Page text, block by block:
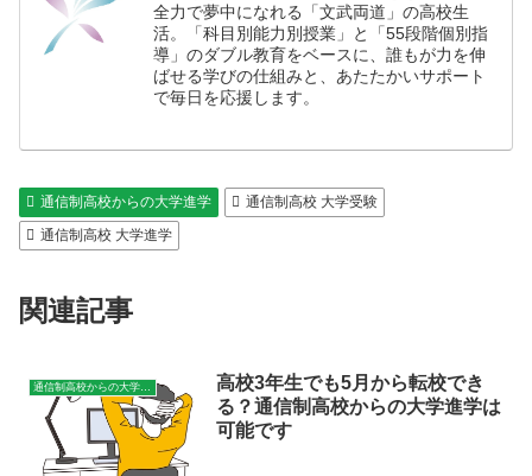
全力で夢中になれる「文武両道」の高校生
活。「科目別能力別授業」と「55段階個別指
導」のダブル教育をベースに、誰もが力を伸
ばせる学びの仕組みと、あたたかいサポート
で毎日を応援します。
通信制高校からの大学進学
通信制高校 大学受験
通信制高校 大学進学
関連記事
高校3年生でも5月から転校でき
る？通信制高校からの大学進学は
可能です